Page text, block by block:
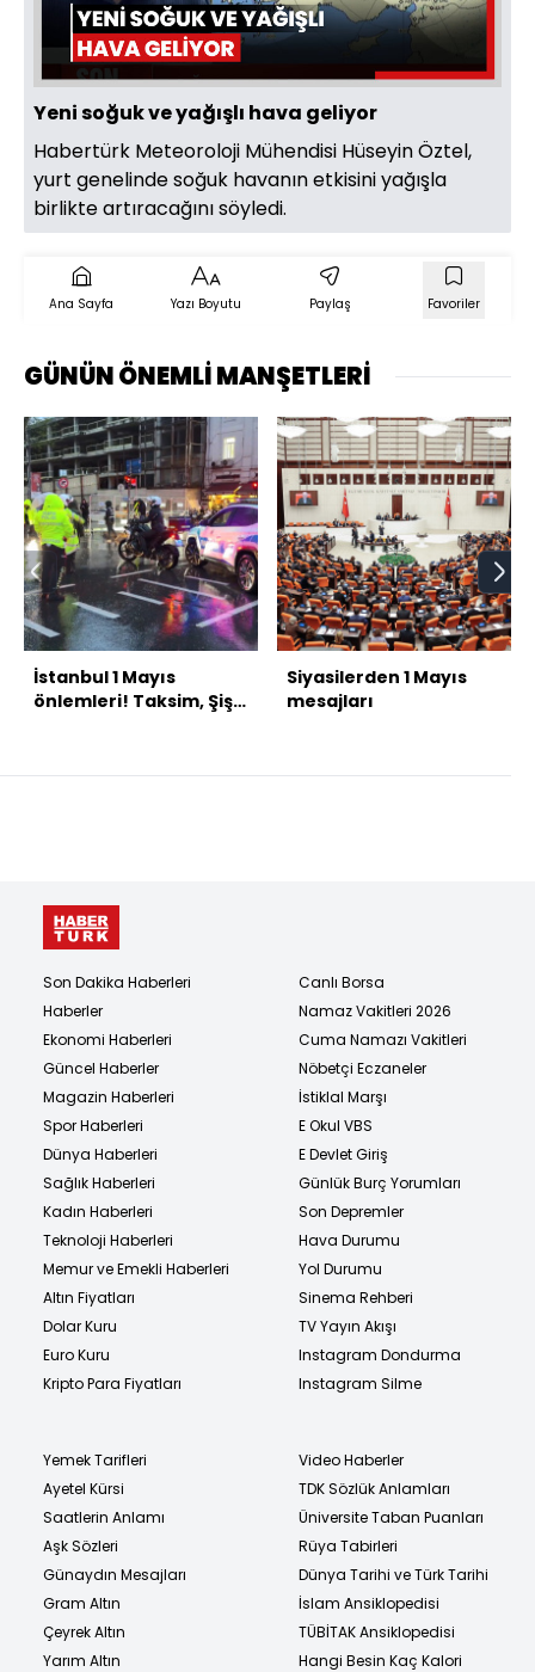
Oynat
Yeni soğuk ve yağışlı hava geliyor
Habertürk Meteoroloji Mühendisi Hüseyin Öztel,
yurt genelinde soğuk havanın etkisini yağışla
birlikte artıracağını söyledi.
Ana Sayfa Yazı Boyutu Paylaş Favoriler
GÜNÜN ÖNEMLİ MANŞETLERİ
İstanbul 1 Mayıs
önlemleri! Taksim, Şişli
Siyasilerden 1 Mayıs
mesajları
Son Dakika Haberleri
Haberler
Ekonomi Haberleri
Güncel Haberler
Magazin Haberleri
Spor Haberleri
Dünya Haberleri
Sağlık Haberleri
Kadın Haberleri
Teknoloji Haberleri
Memur ve Emekli Haberleri
Altın Fiyatları
Dolar Kuru
Euro Kuru
Kripto Para Fiyatları
Canlı Borsa
Namaz Vakitleri 2026
Cuma Namazı Vakitleri
Nöbetçi Eczaneler
İstiklal Marşı
E Okul VBS
E Devlet Giriş
Günlük Burç Yorumları
Son Depremler
Hava Durumu
Yol Durumu
Sinema Rehberi
TV Yayın Akışı
Instagram Dondurma
Instagram Silme
Yemek Tarifleri
Ayetel Kürsi
Saatlerin Anlamı
Aşk Sözleri
Günaydın Mesajları
Gram Altın
Çeyrek Altın
Yarım Altın
Video Haberler
TDK Sözlük Anlamları
Üniversite Taban Puanları
Rüya Tabirleri
Dünya Tarihi ve Türk Tarihi
İslam Ansiklopedisi
TÜBİTAK Ansiklopedisi
Hangi Besin Kaç Kalori